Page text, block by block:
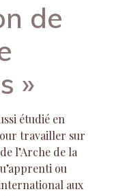
de
»
étudié en
travailler sur
l’Arche de la
ou
aux